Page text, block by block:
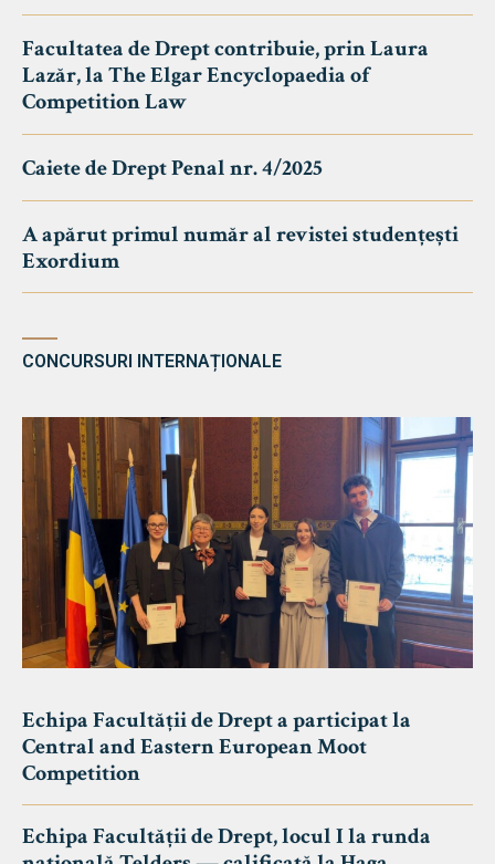
Facultatea de Drept contribuie, prin Laura
Lazăr, la The Elgar Encyclopaedia of
Competition Law
Caiete de Drept Penal nr. 4/2025
A apărut primul număr al revistei studențești
Exordium
CONCURSURI INTERNAȚIONALE
Echipa Facultății de Drept a participat la
Central and Eastern European Moot
Competition
Echipa Facultății de Drept, locul I la runda